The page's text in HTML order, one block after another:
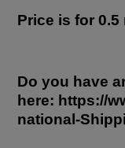
Price is for 0.5
Do you have
here: https://
national-